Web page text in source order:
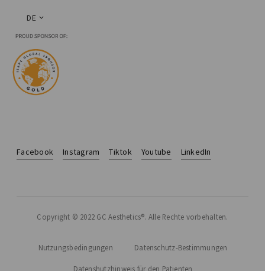
DE
Facebook Instagram Tiktok Youtube LinkedIn
Copyright © 2022 GC Aesthetics®. Alle Rechte vorbehalten.
Nutzungsbedingungen Datenschutz-Bestimmungen
Datenshutzhinweis für den Patienten